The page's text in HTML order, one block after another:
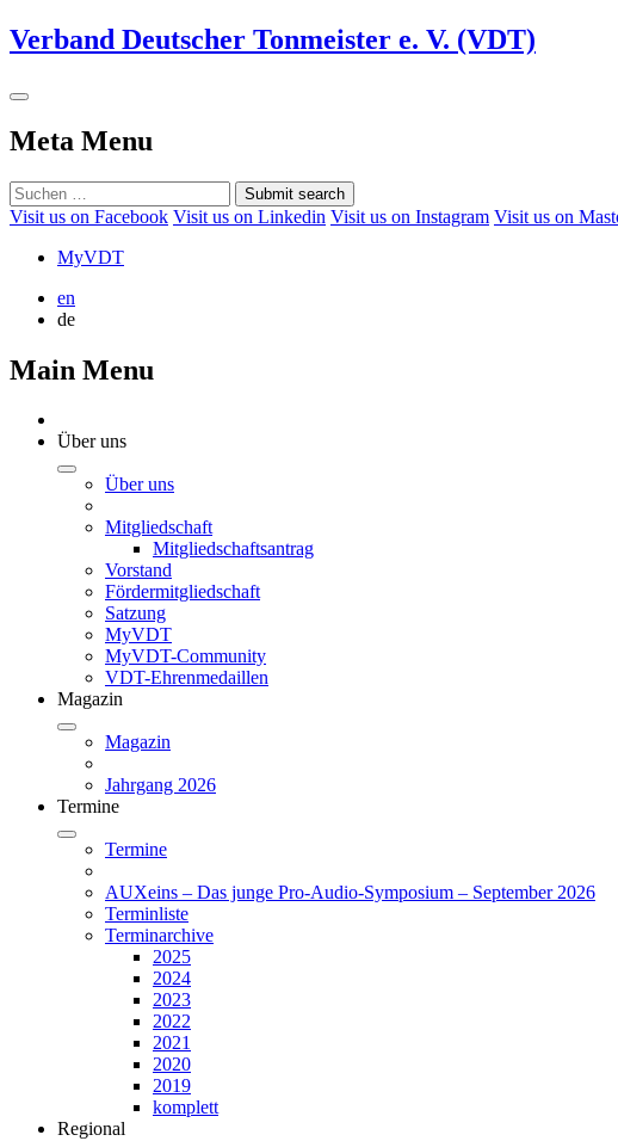
Verband Deutscher Tonmeister e. V. (VDT)
Meta Menu
Submit search
Visit us on Facebook Visit us on Linkedin Visit us on Instagram Visit us on
MyVDT
en
de
Main Menu
Über uns
Über uns
Mitgliedschaft
Mitgliedschaftsantrag
Vorstand
Fördermitgliedschaft
Satzung
MyVDT
MyVDT-Community
VDT-Ehrenmedaillen
Magazin
Magazin
Jahrgang 2026
Termine
Termine
AUXeins – Das junge Pro-Audio-Symposium – September 2026
Terminliste
Terminarchive
2025
2024
2023
2022
2021
2020
2019
komplett
Regional